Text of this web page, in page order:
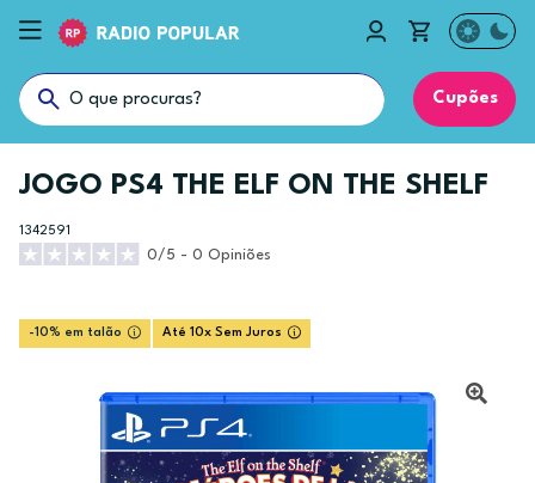
Cupões
JOGO PS4 THE ELF ON THE SHELF
1342591
0/5 - 0 Opiniões
-10% em talão Até 10x Sem Juros